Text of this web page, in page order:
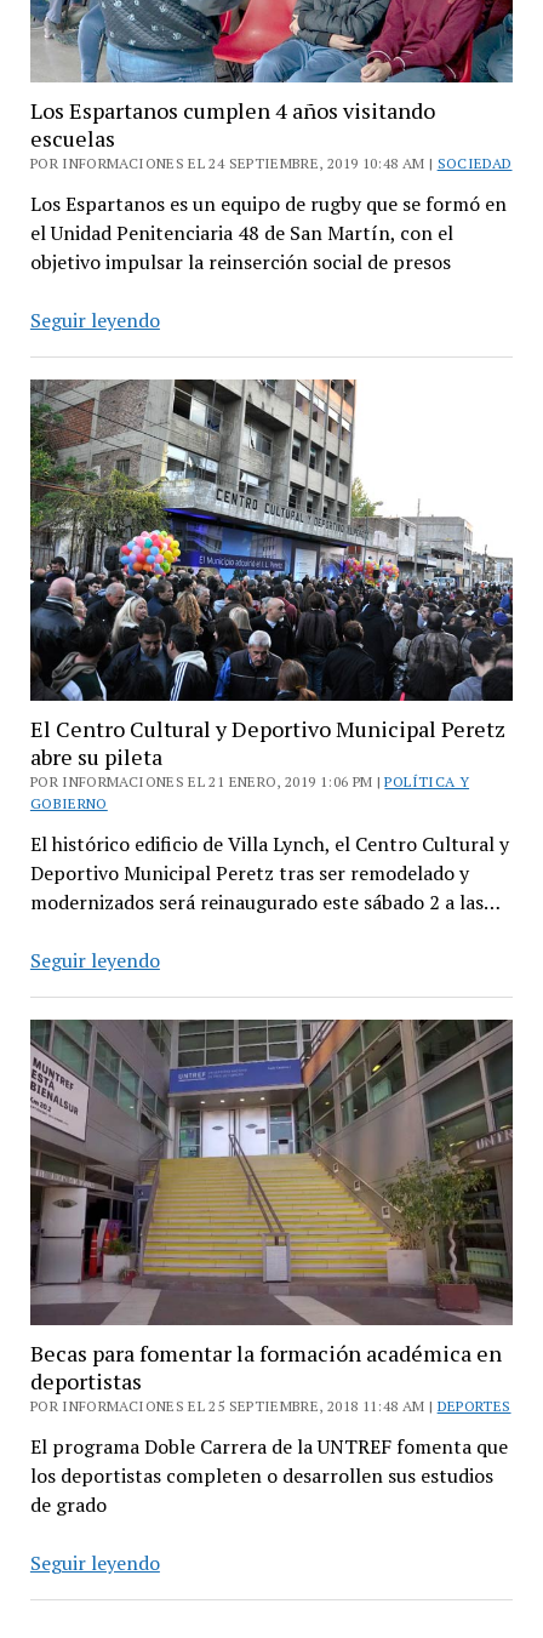
Los Espartanos cumplen 4 años visitando
escuelas
POR INFORMACIONES EL 24 SEPTIEMBRE, 2019 10:48 AM | SOCIEDAD
Los Espartanos es un equipo de rugby que se formó en
el Unidad Penitenciaria 48 de San Martín, con el
objetivo impulsar la reinserción social de presos
Seguir leyendoLos
cumplen
4
años
visitando
escuelas
El Centro Cultural y Deportivo Municipal Peretz
abre su pileta
POR INFORMACIONES EL 21 ENERO, 2019 1:06 PM |POLÍTICA Y
GOBIERNO
El histórico edificio de Villa Lynch, el Centro Cultural y
Deportivo Municipal Peretz tras ser remodelado y
modernizados será reinaugurado este sábado 2 a las…
Seguir leyendoEl
Cultural
y
Deportivo
Municipal
Peretz
abre
su
pileta
Becas para fomentar la formación académica en
deportistas
POR INFORMACIONES EL 25 SEPTIEMBRE, 2018 11:48 AM | DEPORTES
El programa Doble Carrera de la UNTREF fomenta que
los deportistas completen o desarrollen sus estudios
de grado
Seguir leyendoBecas